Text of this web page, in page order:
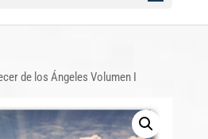
de los Ángeles Volumen I